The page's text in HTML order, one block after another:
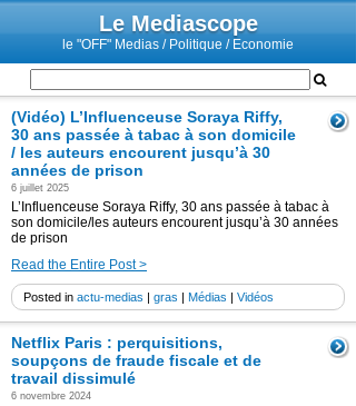
Le Mediascope
le "OFF" Medias / Politique / Economie
(Vidéo) L’Influenceuse Soraya Riffy,
30 ans passée à tabac à son domicile
/ les auteurs encourent jusqu’à 30
années de prison
6 juillet 2025
L’Influenceuse Soraya Riffy, 30 ans passée à tabac à
son domicile/les auteurs encourent jusqu’à 30 années
de prison
Read the Entire Post >
Posted in actu-medias | gras | Médias | Vidéos
Netflix Paris : perquisitions,
soupçons de fraude fiscale et de
travail dissimulé
6 novembre 2024